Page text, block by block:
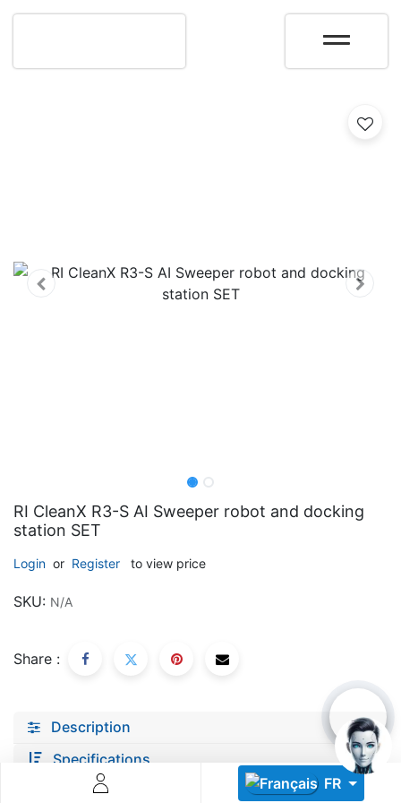
FR
RI CleanX R3-S AI Sweeper robot and docking
station SET
Login or Register to view price
SKU: N/A
Share :
Description
Specifications
documents
Descoperă RiA Ecosystem
Monitorizare în timp real și analiză date
Scalabil de la 1 robot la zeci de unități